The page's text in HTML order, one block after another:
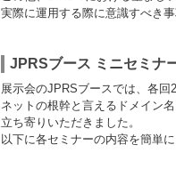
実際に運用する際に意識すべき
JPRSブース ミニセミナ
展示会のJPRSブースでは、各
ネットの根幹と言えるドメイン
立ち寄りいただきました。
以下に各セミナーの内容を簡単